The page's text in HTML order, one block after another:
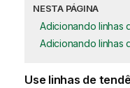
NESTA PÁGINA
Adicionando linhas
Adicionando linhas
Use linhas de